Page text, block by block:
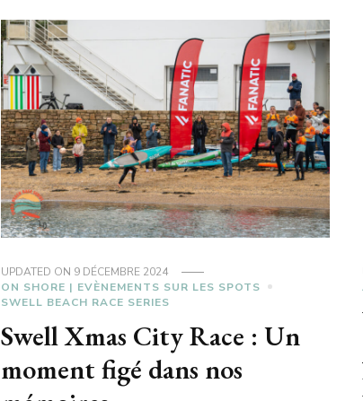
UPDATED ON 9 DÉCEMBRE 2024
ON SHORE | EVÈNEMENTS SUR LES SPOTS
SWELL BEACH RACE SERIES
Swell Xmas City Race : Un
moment figé dans nos